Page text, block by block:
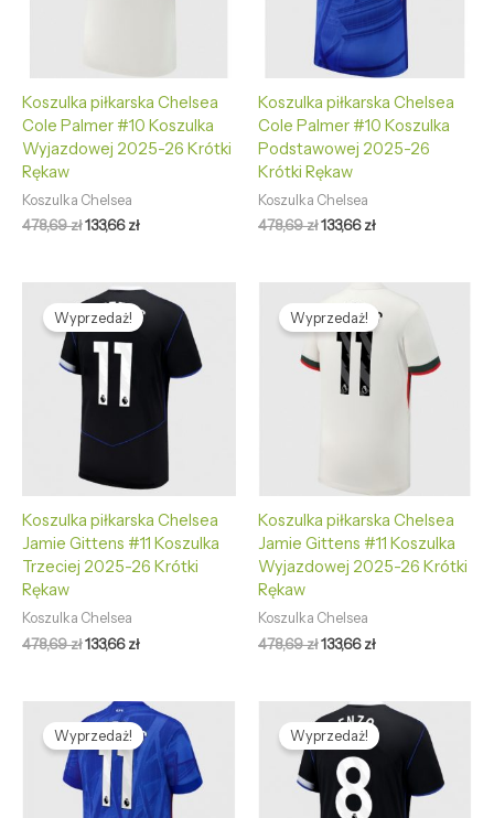
Koszulka piłkarska Chelsea
Cole Palmer #10 Koszulka
Wyjazdowej 2025-26 Krótki
Rękaw
Koszulka Chelsea
478,69zł133,66zł
Koszulka piłkarska Chelsea
Cole Palmer #10 Koszulka
Podstawowej 2025-26
Krótki Rękaw
Koszulka Chelsea
478,69zł133,66zł
Wyprzedaż!
Koszulka piłkarska Chelsea
Jamie Gittens #11 Koszulka
Trzeciej 2025-26 Krótki
Rękaw
Koszulka Chelsea
478,69zł
Pierwotna
cena
wynosiła:
478,69 zł.
133,66zł
Aktualna
cena
wynosi:
133,66 zł.
Wyprzedaż!
Koszulka piłkarska Chelsea
Jamie Gittens #11 Koszulka
Wyjazdowej 2025-26 Krótki
Rękaw
Koszulka Chelsea
478,69zł
cena
wynosiła:
478,69 zł.
133,66zł
cena
wynosi:
133,66 zł.
Wyprzedaż!
Pierwotna
cena
wynosiła:
478,69 zł.
Aktualna
cena
wynosi:
133,66 zł.
Wyprzedaż!
Pierwotna
cena
wynosiła:
478,69 zł.
Aktualna
cena
wynosi:
133,66 zł.